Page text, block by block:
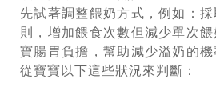
先試著調整餵奶方式，例如：
則，增加餵食次數但減少單次
寶腸胃負擔，幫助減少溢奶的
從寶寶以下這些狀況來判斷：